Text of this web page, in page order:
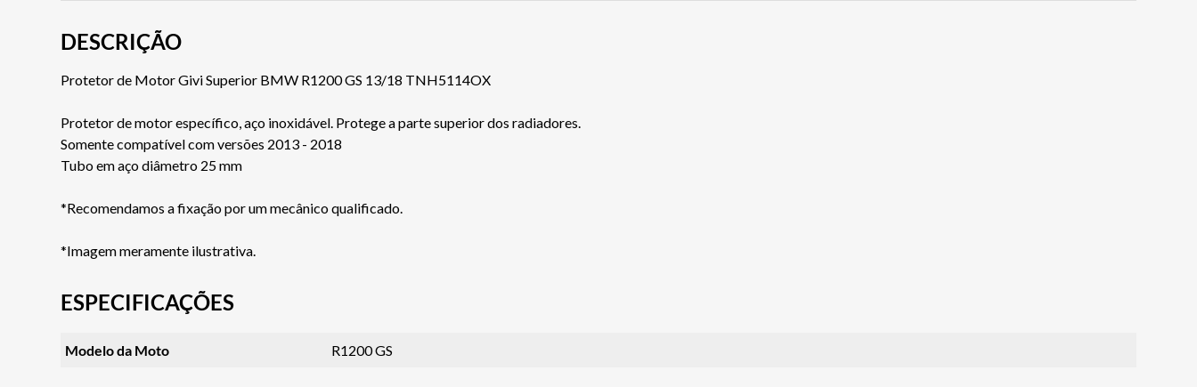
DESCRIÇÃO
Protetor de Motor Givi Superior BMW R1200 GS 13/18 TNH5114OX
Protetor de motor específico, aço inoxidável. Protege a parte superior dos radiadores.
Somente compatível com versões 2013 - 2018
Tubo em aço diâmetro 25 mm
*Recomendamos a fixação por um mecânico qualificado.
*Imagem meramente ilustrativa.
ESPECIFICAÇÕES
Modelo da Moto R1200 GS